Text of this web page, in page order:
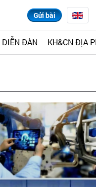
Gửi bài
DIỄN ĐÀN KH&CN ĐỊA